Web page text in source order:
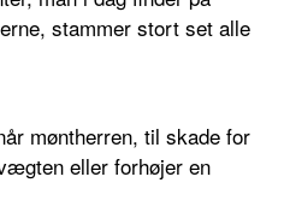
stammer stort set alle
møntherren, til skade for
eller forhøjer en